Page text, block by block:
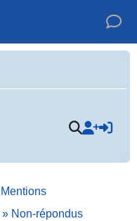
Mentions
» Non-répondus